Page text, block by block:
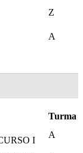
Z
A
Turma
I
A